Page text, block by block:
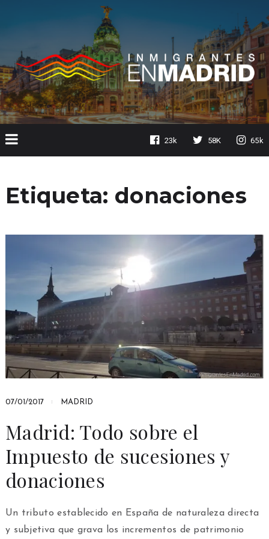
23k 58K 65k
Etiqueta: donaciones
07/01/2017 MADRID
Madrid: Todo sobre el
Impuesto de sucesiones y
donaciones
Un tributo establecido en España de naturaleza directa
y subjetiva que grava los incrementos de patrimonio